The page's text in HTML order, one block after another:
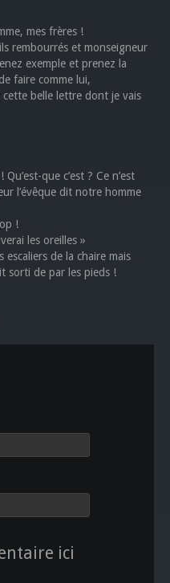
mes frères !
rembourrés et monseigneur
exemple et prenez la
faire comme lui,
cette belle lettre dont je vais
que c’est ? Ce n’est
l’évêque dit notre homme
!
les oreilles »
de la chaire mais
sorti de par les pieds !
ici